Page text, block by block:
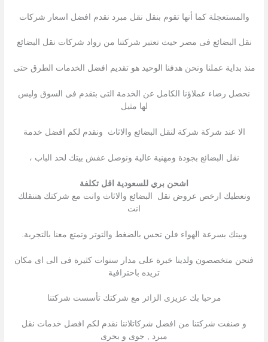
والمستعجلة كما أنها تقوم بنقل نقل مبرد نقدم افضل اسعار شركات
نقل البضائع فى مصر حيث تعتبر شركتنا من رواد شركات نقل البضائع
منذ بداية عملنا ونحن هدفنا الوحيد هو تقديم افضل الخدمات الطرق حتى
نحصل رضاء عملاؤنا الكامل عن الخدمة التى بتقدم فى السوق وليس
لها مثيل
الا عند شركة شركة لنقل البضائع والاثاث ونقدم لكم افضل خدمة
نقل البضائع بجودة ومهنية عالية ونوصل عفش بيتك لحد الباب ،
اشحن بري للسعودية اقل تكلفة
ونعطيك ارخص عروض نقل البضائع والاثاث وانت مع شركتك هننقلك
انت
وبيتك بسرعة الهواء فلن تحس بالضغط والتوتر وتمتع معنا بالتجربة.
فنحن متخصصون ولدينا خبرة على مدار سنوات كثيرة فى الى اى مكان
تريده باحترافية
مرحبا بك عزیزى الزائر مع شركتك تأسست شركتنا
و صنفت شركتنا من افضل شركاتلاننا نقدم لكم افضل خدمات نقل
مبرد , جوى و بحرى